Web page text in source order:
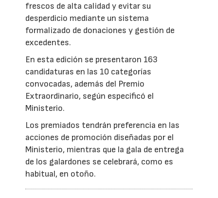
frescos de alta calidad y evitar su
desperdicio mediante un sistema
formalizado de donaciones y gestión de
excedentes.
En esta edición se presentaron 163
candidaturas en las 10 categorías
convocadas, además del Premio
Extraordinario, según especificó el
Ministerio.
Los premiados tendrán preferencia en las
acciones de promoción diseñadas por el
Ministerio, mientras que la gala de entrega
de los galardones se celebrará, como es
habitual, en otoño.